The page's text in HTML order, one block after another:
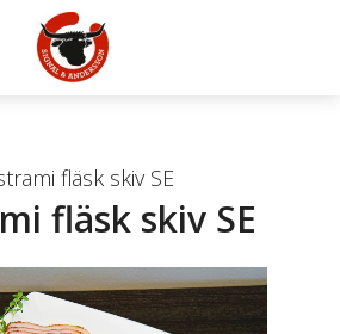
fläsk skiv SE
fläsk skiv SE